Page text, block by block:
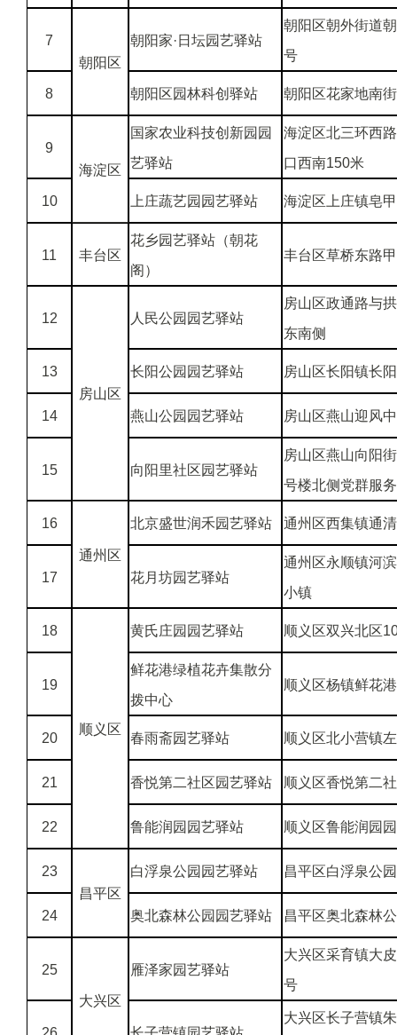
7
朝阳区
朝阳家·日坛园艺驿站
朝阳区朝外街道
号
8 朝阳区园林科创驿站 朝阳区花家地南
9
海淀区
国家农业科技创新园园
艺驿站
海淀区北三环西
口西南150米
10 上庄蔬艺园园艺驿站 海淀区上庄镇皂
11 丰台区
花乡园艺驿站（朝花
阁）
丰台区草桥东路甲
12
房山区
人民公园园艺驿站
房山区政通路与
东南侧
13 长阳公园园艺驿站 房山区长阳镇长
14 燕山公园园艺驿站 房山区燕山迎风
15 向阳里社区园艺驿站
房山区燕山向阳
号楼北侧党群服
16
通州区
北京盛世润禾园艺驿站 通州区西集镇通
17 花月坊园艺驿站
通州区永顺镇河
小镇
18
顺义区
黄氏庄园园艺驿站 顺义区双兴北区
19
鲜花港绿植花卉集散分
拨中心
顺义区杨镇鲜花
20 春雨斋园艺驿站 顺义区北小营镇
21 香悦第二社区园艺驿站 顺义区香悦第二
22 鲁能润园园艺驿站 顺义区鲁能润园
23
昌平区
白浮泉公园园艺驿站 昌平区白浮泉公园
24 奥北森林公园园艺驿站 昌平区奥北森林
25
大兴区
雁泽家园艺驿站
大兴区采育镇大
号
大兴区长子营镇